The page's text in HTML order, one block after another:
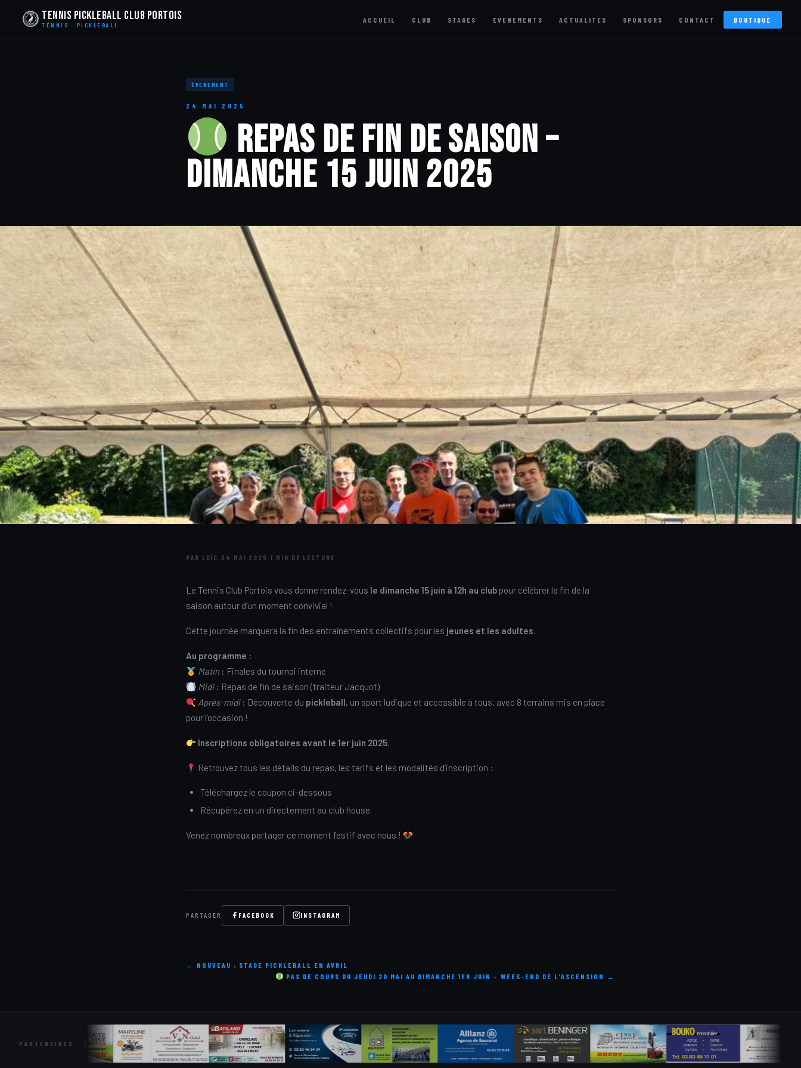
Tennis Pickleball Club Portois
TENNIS · PICKLEBALL
ACCUEIL CLUB STAGES EVENEMENTS ACTUALITES SPONSORS CONTACT BOUTIQUE
ÉVENEMENT
24 MAI 2025
Repas de fin de saison –
Dimanche 15 juin 2025
PAR LOÏC · 24 MAI 2025 · 1 MIN DE LECTURE
Le Tennis Club Portois vous donne rendez-vous le dimanche 15 juin à 12h au club pour célébrer la fin de la
saison autour d’un moment convivial !
Cette journée marquera la fin des entraînements collectifs pour les jeunes et les adultes.
Au programme :
Matin: Finales du tournoi interne
Midi: Repas de fin de saison (traiteur Jacquot)
Après-midi: Découverte du pickleball, un sport ludique et accessible à tous, avec 8 terrains mis en place
pour l’occasion !
Inscriptions obligatoires avant le 1er juin 2025.
Retrouvez tous les détails du repas, les tarifs et les modalités d’inscription :
Téléchargez le coupon ci-dessous
Récupérez en un directement au club house.
Venez nombreux partager ce moment festif avec nous !
PARTAGER FACEBOOK INSTAGRAM
← NOUVEAU : STAGE PICKLEBALL EN AVRIL
PAS DE COURS DU JEUDI 29 MAI AU DIMANCHE 1ER JUIN – WEEK-END DE L’ASCENSION →
PARTENAIRES